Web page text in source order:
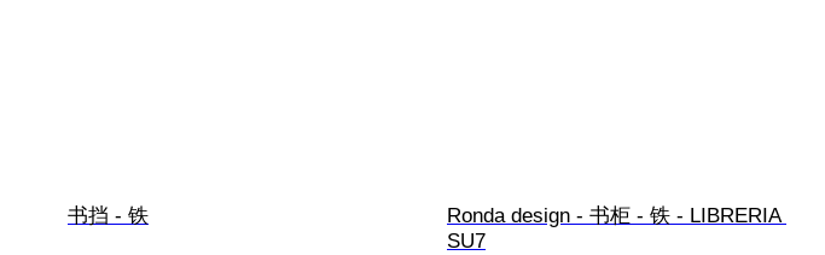
书挡 - 铁
Ronda design - 书柜 - 铁 - LIBRERIA
SU7